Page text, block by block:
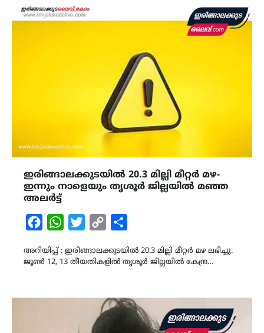
ഇരിങ്ങാലക്കുടയിൽ 20.3 മില്ലി മീറ്റർ മഴ-
ഇന്നും നാളെയും തൃശൂർ ജില്ലയിൽ മഞ്ഞ
അലർട്ട്
FacebookWhatsAppTwitterCopy
അറിയിപ്പ് : ഇരിങ്ങാലക്കുടയിൽ 20.3 മില്ലി മീറ്റർ മഴ ലഭിച്ചു.
ജൂൺ 12, 13 തീയതികളിൽ തൃശൂർ ജില്ലയിൽ കേന്ദ്ര…